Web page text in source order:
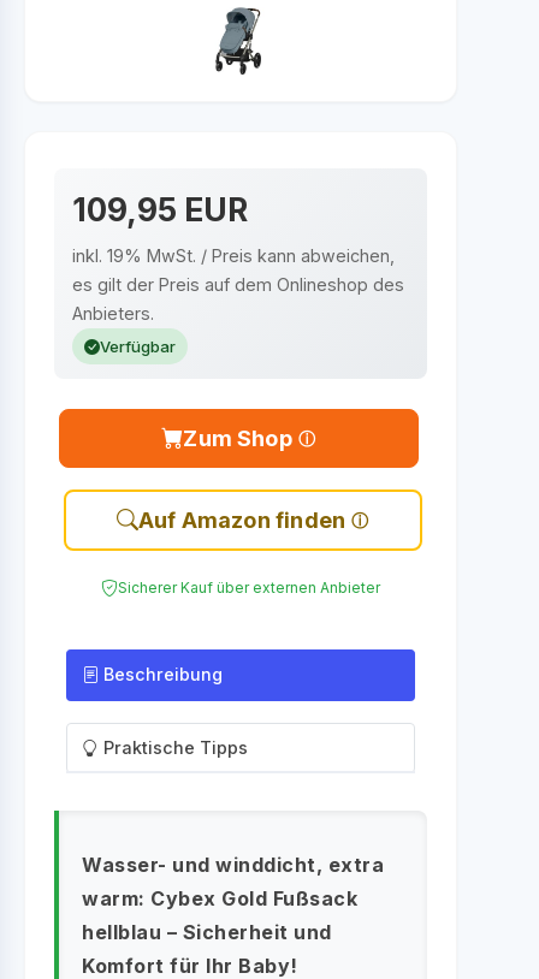
109,95 EUR
inkl. 19% MwSt. / Preis kann abweichen,
es gilt der Preis auf dem Onlineshop des
Anbieters.
Verfügbar
Zum Shop
Auf Amazon finden
Sicherer Kauf über externen Anbieter
Beschreibung
Praktische Tipps
Wasser- und winddicht, extra
warm: Cybex Gold Fußsack
hellblau – Sicherheit und
Komfort für Ihr Baby!